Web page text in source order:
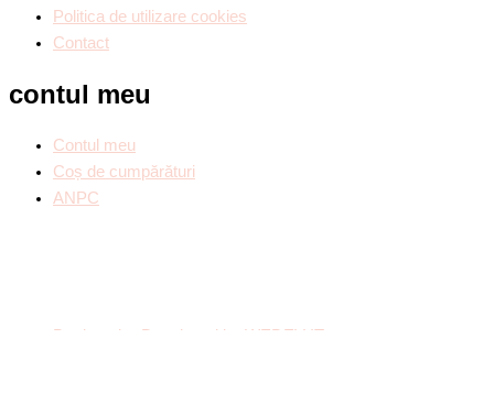
Politica de utilizare cookies
Contact
contul meu
Contul meu
Coș de cumpărături
ANPC
Designed & Developed by WEDEV IT